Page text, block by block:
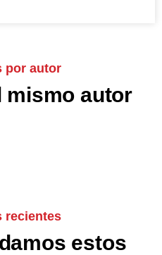
por autor
mismo autor
recientes
estos